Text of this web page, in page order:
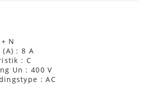
N
: 8 A
: C
Un : 400 V
: AC